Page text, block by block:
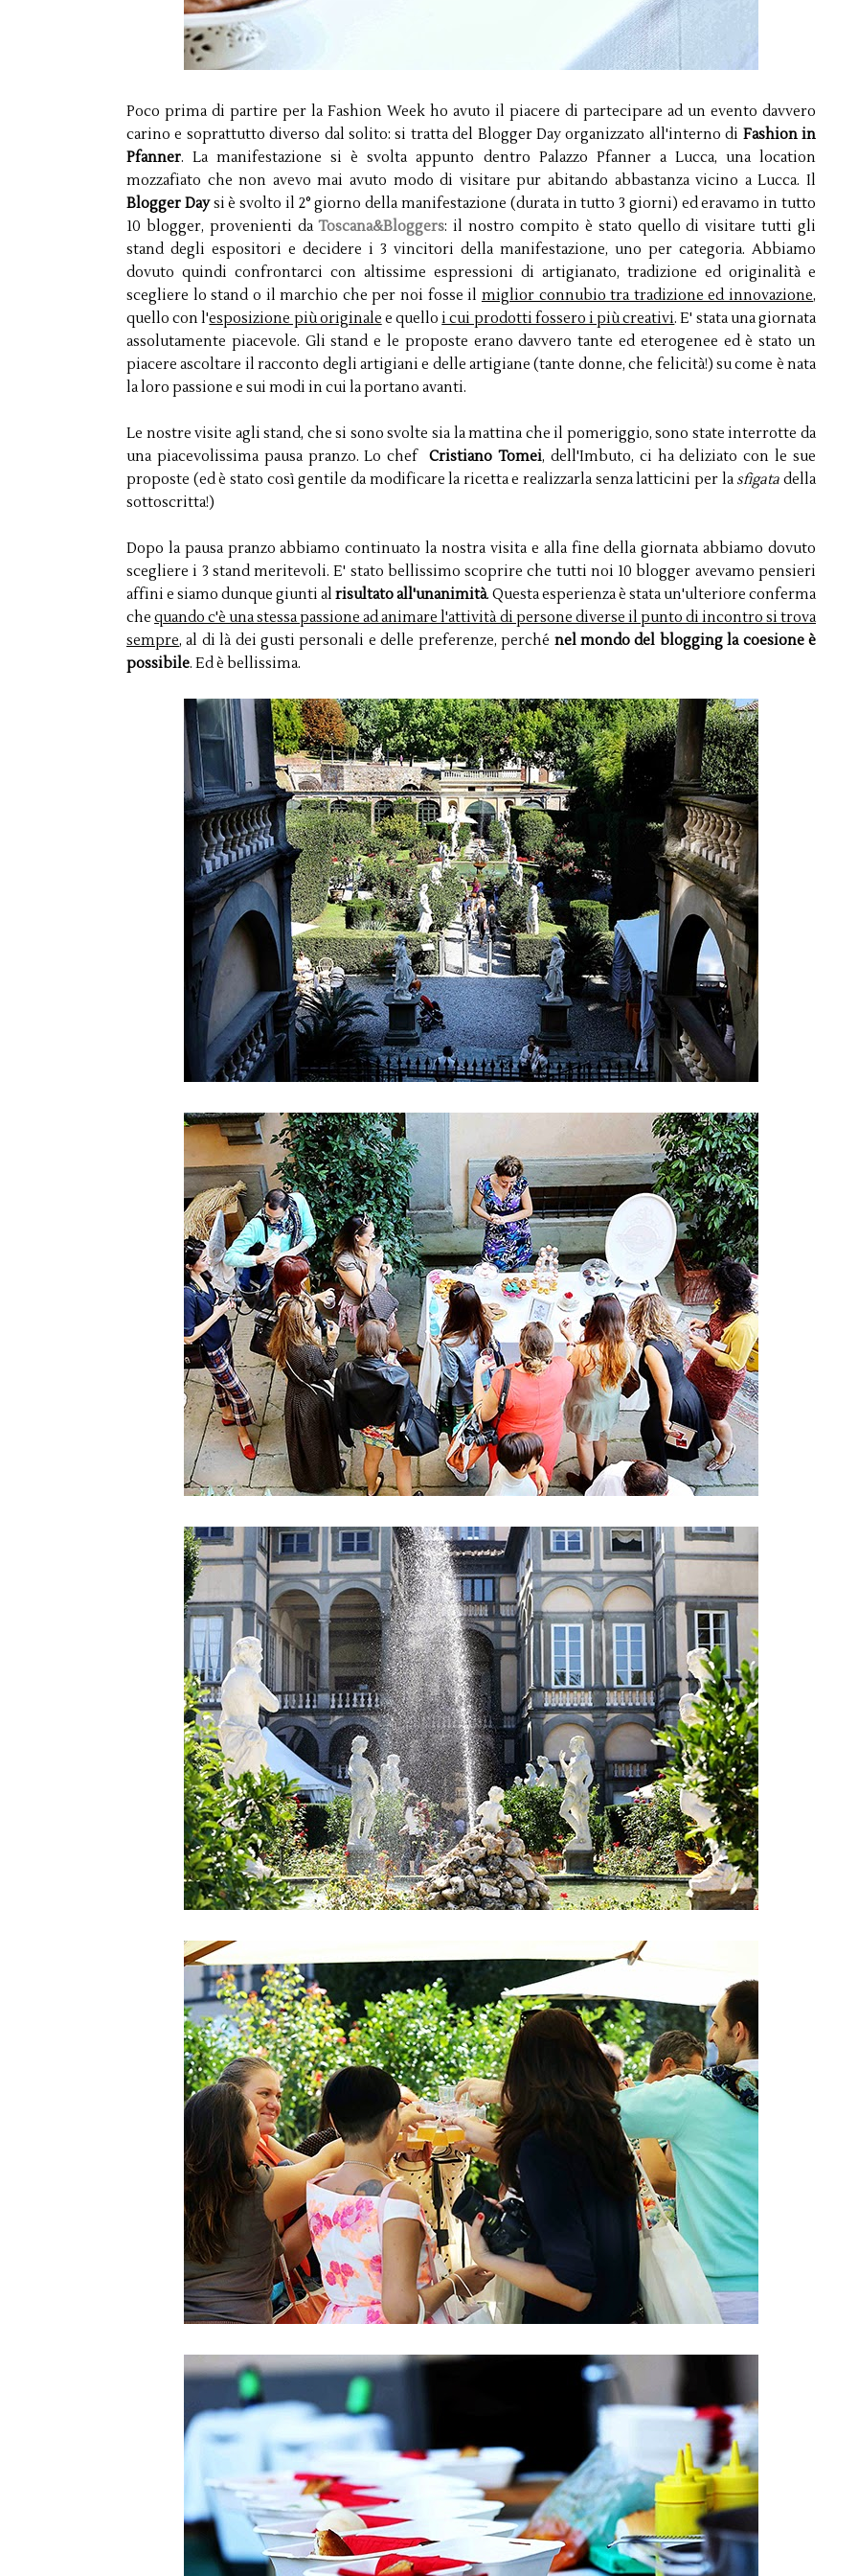
Poco prima di partire per la Fashion Week ho avuto il piacere di partecipare ad un evento davvero
carino e soprattutto diverso dal solito: si tratta del Blogger Day organizzato all'interno di Fashion in
Pfanner. La manifestazione si è svolta appunto dentro Palazzo Pfanner a Lucca, una location
mozzafiato che non avevo mai avuto modo di visitare pur abitando abbastanza vicino a Lucca. Il
Blogger Daysi è svolto il 2° giorno della manifestazione (durata in tutto 3 giorni) ed eravamo in tutto
10 blogger, provenienti daToscana&Bloggers: il nostro compito è stato quello di visitare tutti gli
stand degli espositori e decidere i 3 vincitori della manifestazione, uno per categoria. Abbiamo
dovuto quindi confrontarci con altissime espressioni di artigianato, tradizione ed originalità e
scegliere lo stand o il marchio che per noi fosse il miglior connubio tra tradizione ed innovazione,
quello con l'esposizione più originale e quelloi cui prodotti fossero i più creativi. E' stata una giornata
assolutamente piacevole. Gli stand e le proposte erano davvero tante ed eterogenee ed è stato un
piacere ascoltare il racconto degli artigiani e delle artigiane (tante donne, che felicità!) su come è nata
la loro passione e sui modi in cui la portano avanti.
Le nostre visite agli stand, che si sono svolte sia la mattina che il pomeriggio, sono state interrotte da
una piacevolissima pausa pranzo. Lo chefCristiano Tomei, dell'Imbuto, ci ha deliziato con le sue
proposte (ed è stato così gentile da modificare la ricetta e realizzarla senza latticini per la sfigata della
sottoscritta!)
Dopo la pausa pranzo abbiamo continuato la nostra visita e alla fine della giornata abbiamo dovuto
scegliere i 3 stand meritevoli. E' stato bellissimo scoprire che tutti noi 10 blogger avevamo pensieri
affini e siamo dunque giunti al risultato all'unanimità. Questa esperienza è stata un'ulteriore conferma
chequando c'è una stessa passione ad animare l'attività di persone diverse il punto di incontro si trova
sempre, al di là dei gusti personali e delle preferenze, perché nel mondo del blogging la coesione è
possibile. Ed è bellissima.